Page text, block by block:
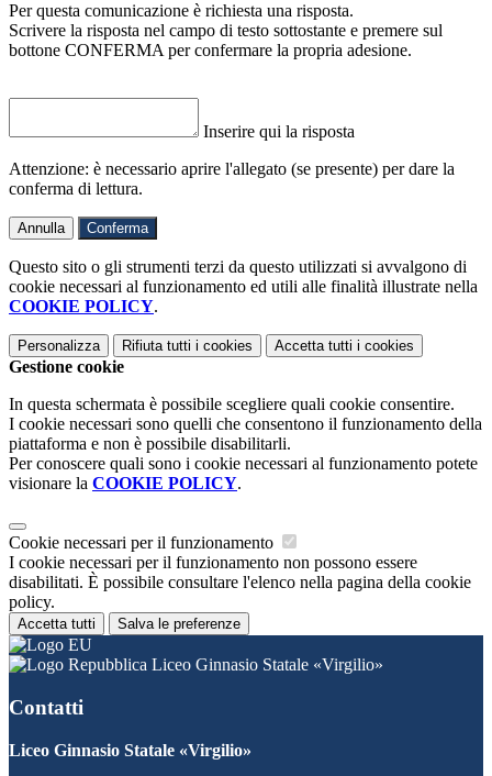
Per questa comunicazione è richiesta una risposta.
Scrivere la risposta nel campo di testo sottostante e premere sul
bottone CONFERMA per confermare la propria adesione.
Inserire qui la risposta
Attenzione: è necessario aprire l'allegato (se presente) per dare la
conferma di lettura.
Annulla Conferma
Questo sito o gli strumenti terzi da questo utilizzati si avvalgono di
cookie necessari al funzionamento ed utili alle finalità illustrate nella
COOKIE POLICY.
Personalizza Rifiuta tutti i cookies Accetta tutti i cookies
Gestione cookie
In questa schermata è possibile scegliere quali cookie consentire.
I cookie necessari sono quelli che consentono il funzionamento della
piattaforma e non è possibile disabilitarli.
Per conoscere quali sono i cookie necessari al funzionamento potete
visionare la COOKIE POLICY.
Cookie necessari per il funzionamento
I cookie necessari per il funzionamento non possono essere
disabilitati. È possibile consultare l'elenco nella pagina della cookie
policy.
Accetta tutti Salva le preferenze
Liceo Ginnasio Statale «Virgilio»
Contatti
Liceo Ginnasio Statale «Virgilio»